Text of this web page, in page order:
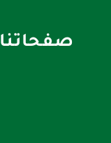
صفحاتنا